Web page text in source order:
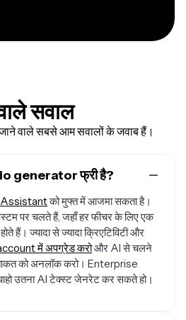
सवाल
जाने वाले सबसे आम सवालों के जवाब हैं।
generator फ्री है?
को मुफ्त में आजमा सकता है।
पर चलते हैं, जहाँ हर फीचर के लिए एक
हैं। ज्यादा से ज्यादा क्रिएटिविटी और
में अपग्रेड करोऔर AI से चलने
को अनलॉक करो। Enterprise
उतना AI टेक्स्ट जेनरेट कर सकते हो।